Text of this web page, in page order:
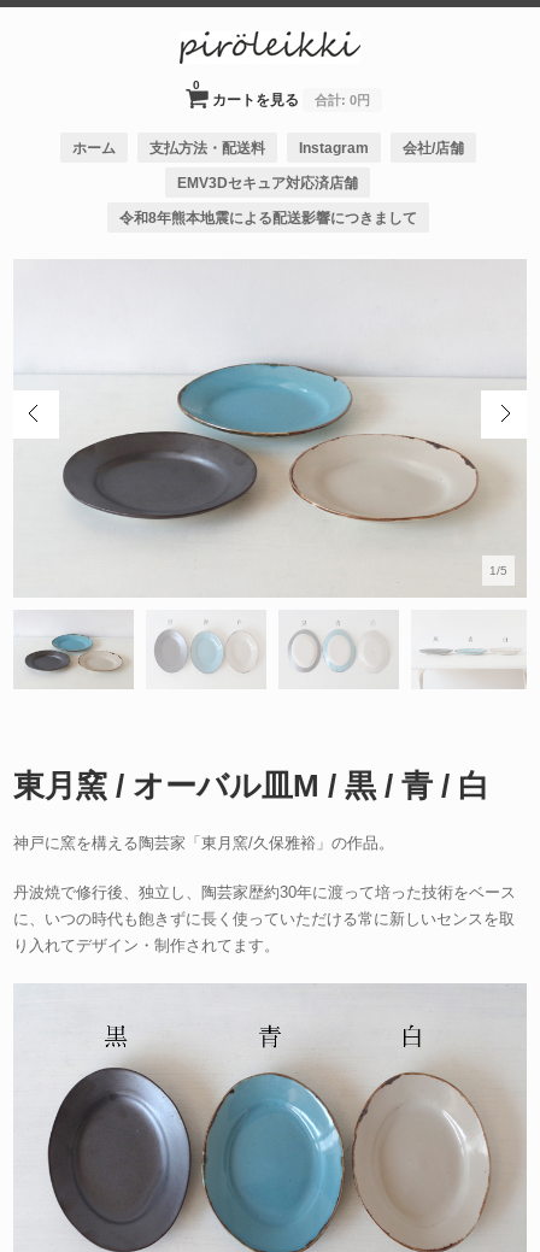
カートを見る
0
合計: 0円
ホーム 支払方法・配送料 Instagram 会社/店舗
EMV3Dセキュア対応済店舗
令和8年熊本地震による配送影響につきまして
1/5
東月窯 / オーバル皿M / 黒 / 青 / 白
神戸に窯を構える陶芸家「東月窯/久保雅裕」の作品。
丹波焼で修行後、独立し、陶芸家歴約30年に渡って培った技術をベース
に、いつの時代も飽きずに長く使っていただける常に新しいセンスを取
り入れてデザイン・制作されてます。